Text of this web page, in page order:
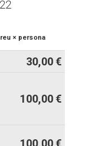
× persona
30,00 €
100,00 €
100,00 €